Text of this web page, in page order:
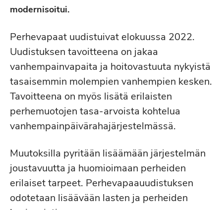
modernisoitui.
Perhevapaat uudistuivat elokuussa 2022.
Uudistuksen tavoitteena on jakaa
vanhempainvapaita ja hoitovastuuta nykyistä
tasaisemmin molempien vanhempien kesken.
Tavoitteena on myös lisätä erilaisten
perhemuotojen tasa-arvoista kohtelua
vanhempainpäivärahajärjestelmässä.
Muutoksilla pyritään lisäämään järjestelmän
joustavuutta ja huomioimaan perheiden
erilaiset tarpeet. Perhevapaauudistuksen
odotetaan lisäävään lasten ja perheiden